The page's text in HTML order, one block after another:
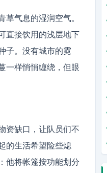
气息的湿润空气。
直接饮用的浅层地下
子。没有城市的霓
一样悄悄缠绕，但眼
资缺口，让队员们不
的生活希望险些熄
他将帐篷按功能划分